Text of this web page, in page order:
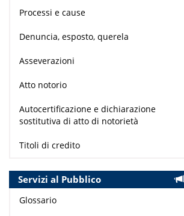
Processi e cause
Denuncia, esposto, querela
Asseverazioni
Atto notorio
Autocertificazione e dichiarazione
sostitutiva di atto di notorietà
Titoli di credito
Servizi al Pubblico
Glossario